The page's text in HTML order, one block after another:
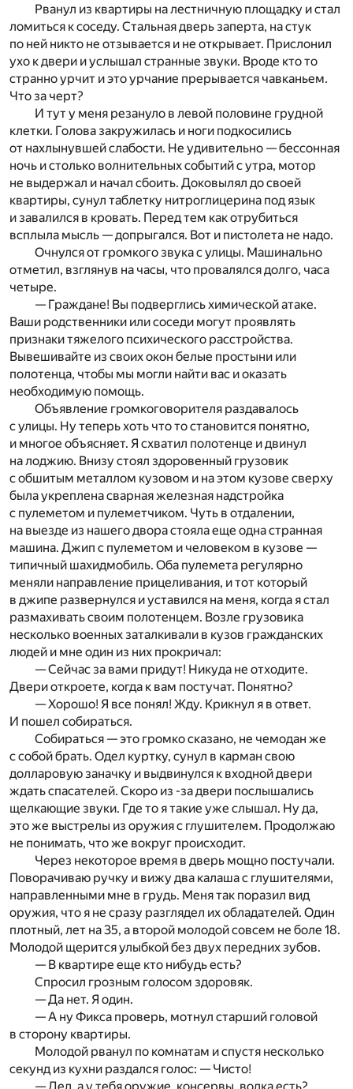
Рванул из квартиры на лестничную площадку и стал
ломиться к соседу. Стальная дверь заперта, на стук
по ней никто не отзывается и не открывает. Прислонил
ухо к двери и услышал странные звуки. Вроде кто то
странно урчит и это урчание прерывается чавканьем.
Что за черт?
И тут у меня резануло в левой половине грудной
клетки. Голова закружилась и ноги подкосились
от нахлынувшей слабости. Не удивительно — бессонная
ночь и столько волнительных событий с утра, мотор
не выдержал и начал сбоить. Доковылял до своей
квартиры, сунул таблетку нитроглицерина под язык
и завалился в кровать. Перед тем как отрубиться
всплыла мысль — допрыгался. Вот и пистолета не надо.
Очнулся от громкого звука с улицы. Машинально
отметил, взглянув на часы, что провалялся долго, часа
четыре.
— Граждане! Вы подверглись химической атаке.
Ваши родственники или соседи могут проявлять
признаки тяжелого психического расстройства.
Вывешивайте из своих окон белые простыни или
полотенца, чтобы мы могли найти вас и оказать
необходимую помощь.
Объявление громкоговорителя раздавалось
с улицы. Ну теперь хоть что то становится понятно,
и многое объясняет. Я схватил полотенце и двинул
на лоджию. Внизу стоял здоровенный грузовик
с обшитым металлом кузовом и на этом кузове сверху
была укреплена сварная железная надстройка
с пулеметом и пулеметчиком. Чуть в отдалении,
на выезде из нашего двора стояла еще одна странная
машина. Джип с пулеметом и человеком в кузове —
типичный шахидмобиль. Оба пулемета регулярно
меняли направление прицеливания, и тот который
в джипе развернулся и уставился на меня, когда я стал
размахивать своим полотенцем. Возле грузовика
несколько военных заталкивали в кузов гражданских
людей и мне один из них прокричал:
— Сейчас за вами придут! Никуда не отходите.
Двери откроете, когда к вам постучат. Понятно?
— Хорошо! Я все понял! Жду. Крикнул я в ответ.
И пошел собираться.
Собираться — это громко сказано, не чемодан же
с собой брать. Одел куртку, сунул в карман свою
долларовую заначку и выдвинулся к входной двери
ждать спасателей. Скоро из -за двери послышались
щелкающие звуки. Где то я такие уже слышал. Ну да,
это же выстрелы из оружия с глушителем. Продолжаю
не понимать, что же вокруг происходит.
Через некоторое время в дверь мощно постучали.
Поворачиваю ручку и вижу два калаша с глушителями,
направленными мне в грудь. Меня так поразил вид
оружия, что я не сразу разглядел их обладателей. Один
плотный, лет на 35, а второй молодой совсем не боле 18.
Молодой щерится улыбкой без двух передних зубов.
— В квартире еще кто нибудь есть?
Спросил грозным голосом здоровяк.
— Да нет. Я один.
— А ну Фикса проверь, мотнул старший головой
в сторону квартиры.
Молодой рванул по комнатам и спустя несколько
секунд из кухни раздался голос: — Чисто!
— Дед, а у тебя оружие, консервы, водка есть?